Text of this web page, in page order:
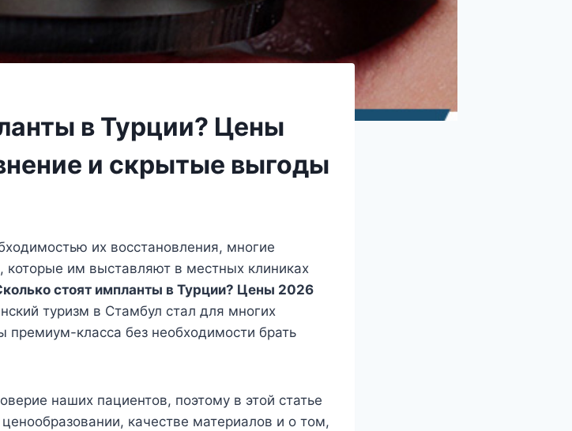
в Турции? Цены
и скрытые выгоды
их восстановления, многие
которые им выставляют в местных клиниках
стоят импланты в Турции? Цены 2026
туризм в Стамбул стал для многих
класса без необходимости брать
наших пациентов, поэтому в этой статье
качестве материалов и о том,